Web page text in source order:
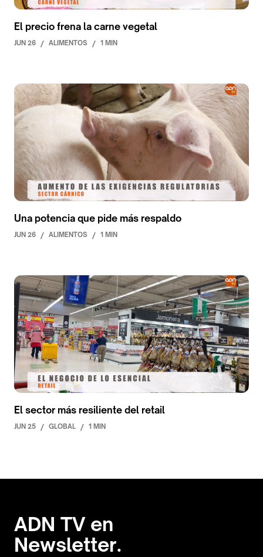
El precio frena la carne vegetal
JUN 26 / ALIMENTOS / 1 MIN
Una potencia que pide más respaldo
JUN 26 / ALIMENTOS / 1 MIN
El sector más resiliente del retail
JUN 25 / GLOBAL / 1 MIN
ADN TV en
Newsletter.